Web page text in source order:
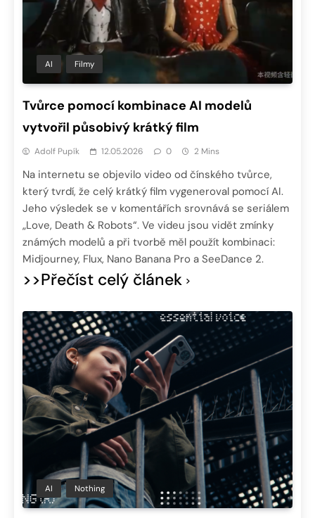
AI Filmy
Tvůrce pomocí kombinace AI modelů
vytvořil působivý krátký film
Adolf Pupík 12.05.2026 0 2 Mins
Na internetu se objevilo video od čínského tvůrce,
který tvrdí, že celý krátký film vygeneroval pomocí AI.
Jeho výsledek se v komentářích srovnává se seriálem
„Love, Death & Robots“. Ve videu jsou vidět zmínky
známých modelů a při tvorbě měl použít kombinaci:
Midjourney, Flux, Nano Banana Pro a SeeDance 2.
>>Přečíst celý článek
AI Nothing